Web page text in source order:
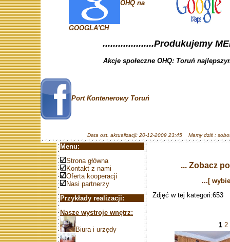
OHQ na
GOOGLA'CH
....................Produkujemy
Akcje społeczne OHQ: Toruń
Port Kontenerowy Toruń
Data ost. aktualizacji: 20-12-2009 23:45 Mamy dziś :
Menu:
Strona główna
Kontakt z nami
Oferta kooperacji
Nasi partnerzy
Przykłady realizacji:
Nasze wystroje wnętrz:
Biura i urzędy
... Zobacz
...[
Zdjęć w tej kategori:653
1 2